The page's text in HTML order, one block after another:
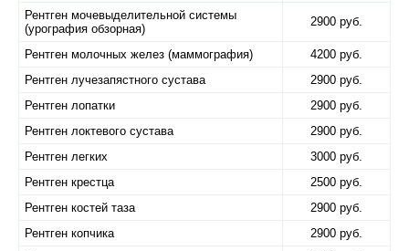
Рентген мочевыделительной системы
(урография обзорная)
2900 руб.
Рентген молочных желез (маммография)
4200 руб.
Рентген лучезапястного сустава
2900 руб.
Рентген лопатки
2900 руб.
Рентген локтевого сустава
2900 руб.
Рентген легких
3000 руб.
Рентген крестца
2500 руб.
Рентген костей таза
2900 руб.
Рентген копчика
2900 руб.